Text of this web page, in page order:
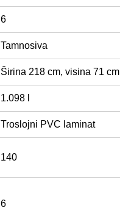
6
Tamnosiva
Širina 218 cm, visina 71 cm
1.098 l
Troslojni PVC laminat
140
6